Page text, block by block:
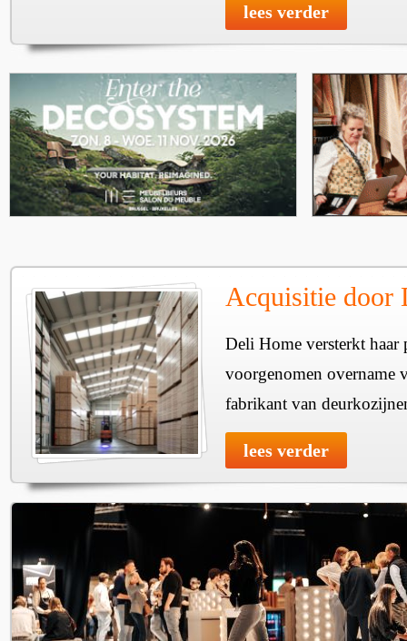
lees verder
Acquisitie door
Deli Home versterkt haar
voorgenomen overname
fabrikant van
lees verder